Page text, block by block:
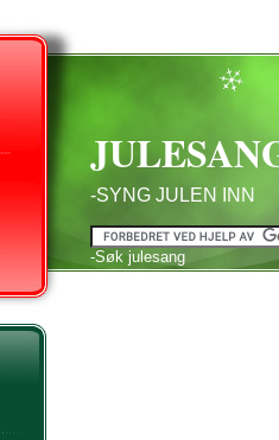
-SYNG JULEN INN
-Søk julesang